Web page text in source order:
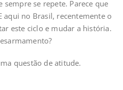
sempre se repete. Parece que
aqui no Brasil, recentemente o
este ciclo e mudar a história.
questão de atitude.